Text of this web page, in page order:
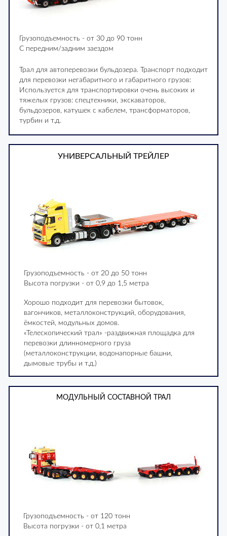
Грузоподъемность - от 30 до 90 тонн
С передним/задним заездом
Трал для автоперевозки бульдозера. Транспорт подходит
для перевозки негабаритного и габаритного грузов:
Используется для транспортировки очень высоких и
тяжелых грузов: спецтехники, экскаваторов,
бульдозеров, катушек с кабелем, трансформаторов,
турбин и т.д.
УНИВЕРСАЛЬНЫЙ ТРЕЙЛЕР
Грузоподъемность - от 20 до 50 тонн
Высота погрузки - от 0,9 до 1,5 метра
Хорошо подходит для перевозки бытовок,
вагончиков, металлоконструкций, оборудования,
ёмкостей, модульных домов.
«Телескопический трал» -раздвижная площадка для
перевозки длинномерного груза
(металлоконструкции, водонапорные башни,
дымовые трубы и т.д.)
МОДУЛЬНЫЙ СОСТАВНОЙ ТРАЛ
Грузоподъемность - от 120 тонн
Высота погрузки - от 0,1 метра